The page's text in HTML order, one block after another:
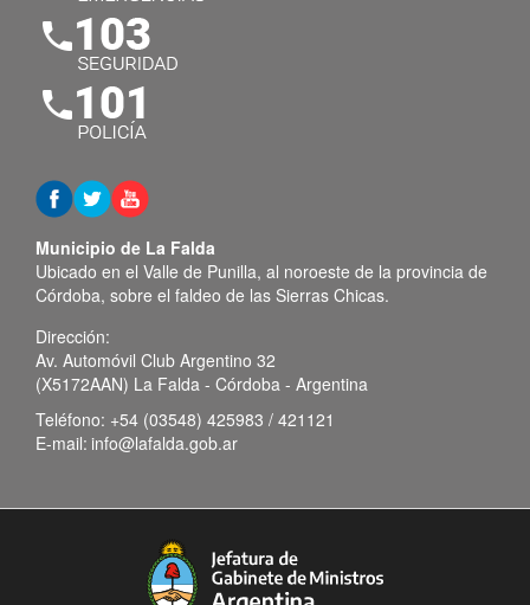
Municipio de La Falda
Ubicado en el Valle de Punilla, al noroeste de la provincia de
Córdoba, sobre el faldeo de las Sierras Chicas.
Dirección:
Av. Automóvil Club Argentino 32
(X5172AAN) La Falda - Córdoba - Argentina
Teléfono: +54 (03548) 425983 / 421121
E-mail: info@lafalda.gob.ar